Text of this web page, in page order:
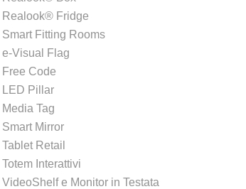
Realook® Fridge
Smart Fitting Rooms
e-Visual Flag
Free Code
LED Pillar
Media Tag
Smart Mirror
Tablet Retail
Totem Interattivi
VideoShelf e Monitor in Testata